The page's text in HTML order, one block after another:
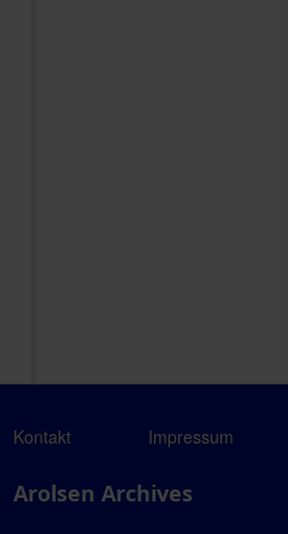
Kontakt Impressum
Arolsen Archives